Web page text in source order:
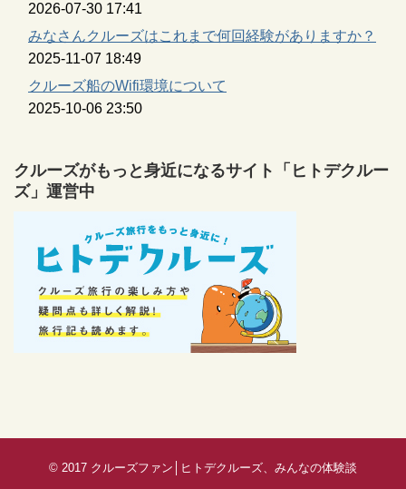
2026-07-30 17:41
みなさんクルーズはこれまで何回経験がありますか？
2025-11-07 18:49
クルーズ船のWifi環境について
2025-10-06 23:50
クルーズがもっと身近になるサイト「ヒトデクルー
ズ」運営中
© 2017 クルーズファン│ヒトデクルーズ、みんなの体験談